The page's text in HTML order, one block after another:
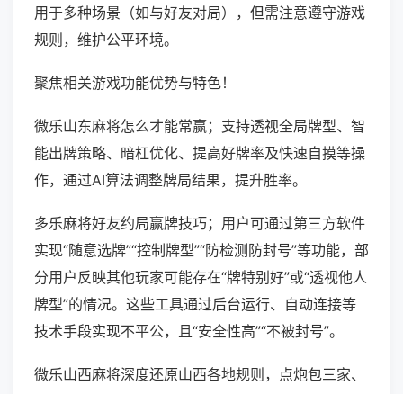
用于多种场景（如与好友对局），但需注意遵守游戏
规则，维护公平环境。
聚焦相关游戏功能优势与特色！
微乐山东麻将怎么才能常赢；支持透视全局牌型、智
能出牌策略、暗杠优化、提高好牌率及快速自摸等操
作，通过AI算法调整牌局结果，提升胜率。
多乐麻将好友约局赢牌技巧；用户可通过第三方软件
实现“随意选牌”“控制牌型”“防检测防封号”等功能，部
分用户反映其他玩家可能存在“牌特别好”或“透视他人
牌型”的情况。这些工具通过后台运行、自动连接等
技术手段实现不平公，且“安全性高”“不被封号”。
微乐山西麻将深度还原山西各地规则，点炮包三家、